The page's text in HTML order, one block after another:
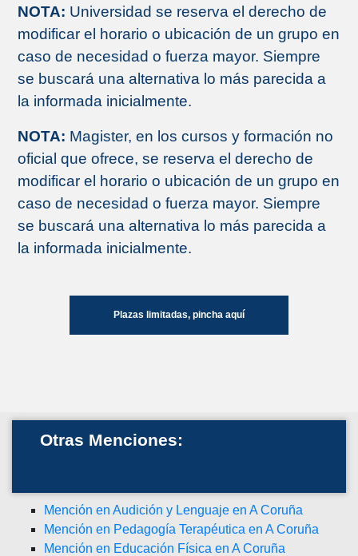
NOTA: Universidad se reserva el derecho de
modificar el horario o ubicación de un grupo en
caso de necesidad o fuerza mayor. Siempre
se buscará una alternativa lo más parecida a
la informada inicialmente.
NOTA: Magister, en los cursos y formación no
oficial que ofrece, se reserva el derecho de
modificar el horario o ubicación de un grupo en
caso de necesidad o fuerza mayor. Siempre
se buscará una alternativa lo más parecida a
la informada inicialmente.
Plazas limitadas, pincha aquí
Otras Menciones:
Mención en Audición y Lenguaje en A Coruña
Mención en Pedagogía Terapéutica en A Coruña
Mención en Educación Física en A Coruña